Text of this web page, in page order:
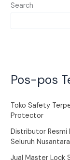
Search
Pos-pos
Toko Safety
Protector
Distributor Resmi
Seluruh Nusantara
Jual Master Lock